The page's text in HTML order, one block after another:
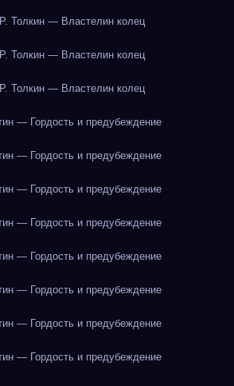
Толкин — Властелин колец
Толкин — Властелин колец
Толкин — Властелин колец
— Гордость и предубеждение
— Гордость и предубеждение
— Гордость и предубеждение
— Гордость и предубеждение
— Гордость и предубеждение
— Гордость и предубеждение
— Гордость и предубеждение
— Гордость и предубеждение